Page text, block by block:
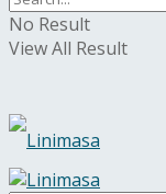
No Result
View All Result